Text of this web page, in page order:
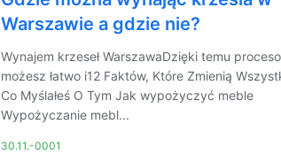
Warszawie a gdzie nie?
Wynajem krzeseł WarszawaDzięki temu
możesz łatwo i12 Faktów, Które Zmienią
Co Myślałeś O Tym Jak wypożyczyć meble
Wypożyczanie mebl...
30.11.-0001